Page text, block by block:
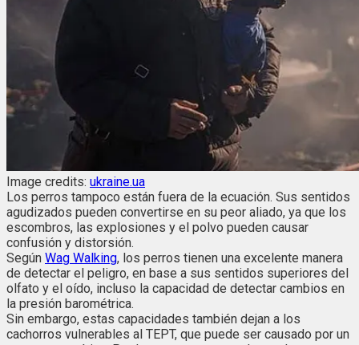
Image credits: ukraine.ua
Los perros tampoco están fuera de la ecuación. Sus sentidos
agudizados pueden convertirse en su peor aliado, ya que los
escombros, las explosiones y el polvo pueden causar
confusión y distorsión.
Según Wag Walking, los perros tienen una excelente manera
de detectar el peligro, en base a sus sentidos superiores del
olfato y el oído, incluso la capacidad de detectar cambios en
la presión barométrica.
Sin embargo, estas capacidades también dejan a los
cachorros vulnerables al TEPT, que puede ser causado por un